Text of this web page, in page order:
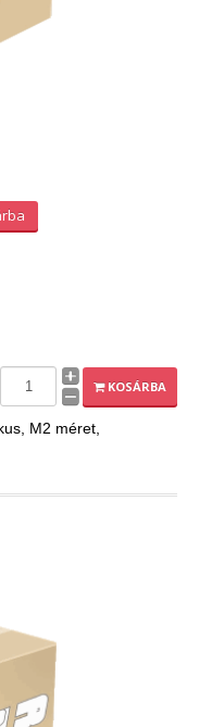
KOSÁRBA
M2 méret,